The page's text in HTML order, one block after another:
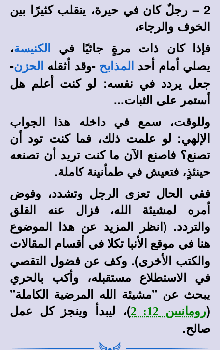
2 – رجلٌ كان في حيرة، يتقلب كثيرًا بين
الخوف والرجاء،
فإذا كان ذات مرةٍ جاثيًا في
الكنيسة،
يصلي أمام أحد
المذابح -وقد أثقله الحزن-
جعل يردد في نفسه: لو كنت أعلم هل
أستمر على الثبات...
وللوقت، سمع في داخله هذا الجواب
الإلهي: لو علمت ذلك، فما كنت تود أن
تصنع؟ فاصنع الآن ما كنت تريد أن تصنعه
حينئذٍ، فتعيش في طمأنينة كاملة.
ففي الحال تعزى الرجل وتشدد، وفوض
أمره لمشيئة الله، فزال عنه القلق
والتردد. (انظر المزيد عن هذا الموضوع
هنا في موقع الأنبا تكلا في أقسام المقالات
والكتب الأخرى). وكف عن فضول التقصي
في الاستطلاع مستقبله، وأكب بالحري
يبحث عن "مشيئة الله المرضية الكاملة"
(رومانيين 12: 2
)، ليبدأ وينجز كل عمل
صالح.